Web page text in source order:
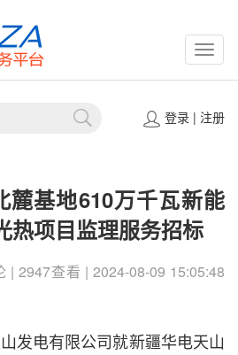
登录| 注册
麓基地610万千瓦新能
热项目监理服务招标
| 2947查看 | 2024-08-09 15:05:48
发电有限公司就新疆华电天山